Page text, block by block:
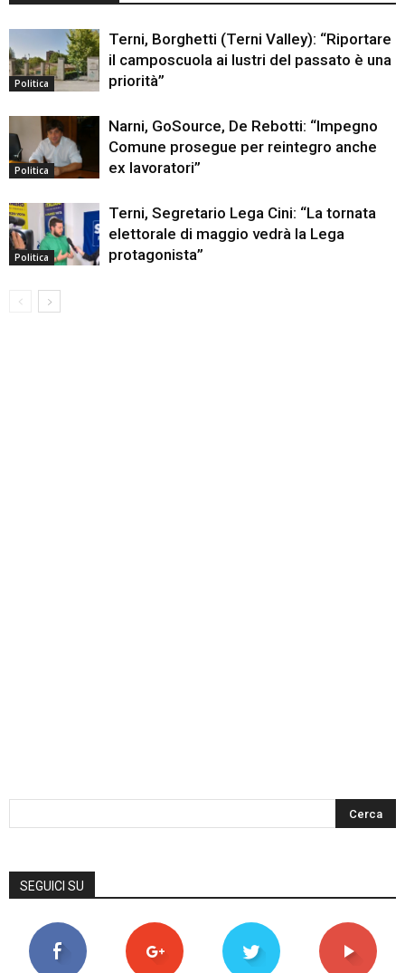
Politica
Terni, Borghetti (Terni Valley): “Riportare
il camposcuola ai lustri del passato è una
priorità”
Politica
Narni, GoSource, De Rebotti: “Impegno
Comune prosegue per reintegro anche
ex lavoratori”
Politica
Terni, Segretario Lega Cini: “La tornata
elettorale di maggio vedrà la Lega
protagonista”
SEGUICI SU